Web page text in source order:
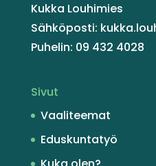
Kukka Louhimies
Sähköposti:
Puhelin: 09 432 4028
Sivut
Vaaliteemat
Eduskuntatyö